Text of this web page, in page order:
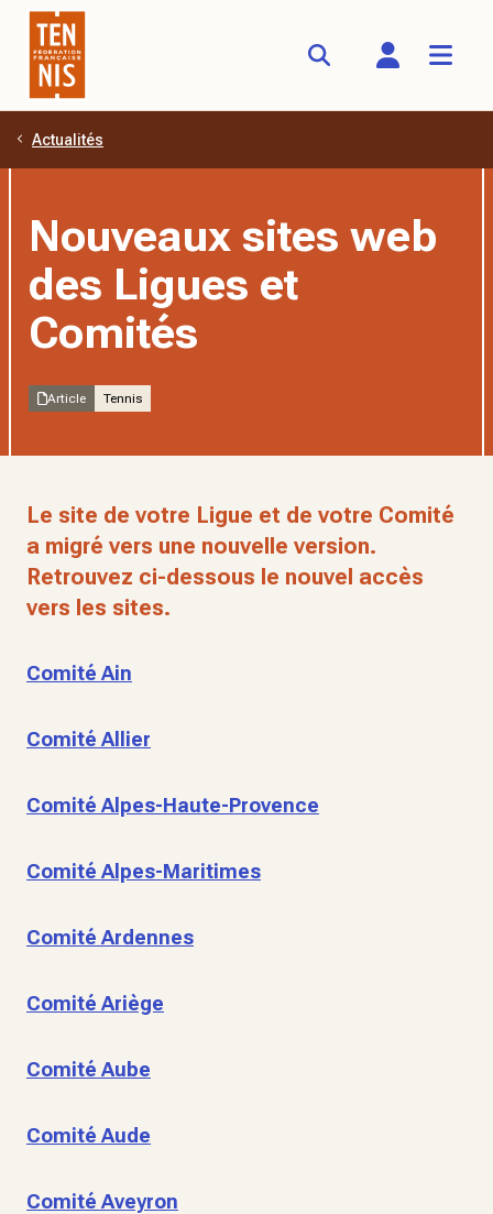
Aller au contenu principal
Actualités
Nouveaux sites web
des Ligues et
Comités
Article Tennis
Le site de votre Ligue et de votre Comité
a migré vers une nouvelle version.
Retrouvez ci-dessous le nouvel accès
vers les sites.
Comité Ain
Comité Allier
Comité Alpes-Haute-Provence
Comité Alpes-Maritimes
Comité Ardennes
Comité Ariège
Comité Aube
Comité Aude
Comité Aveyron